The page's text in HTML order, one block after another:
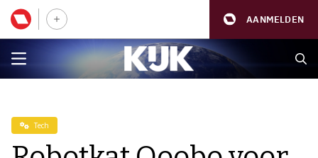
AANMELDEN
Tech